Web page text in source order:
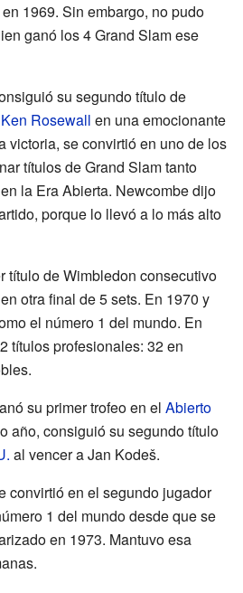
1969. Sin embargo, no pudo
ganó los 4 Grand Slam ese
su segundo título de
Ken Rosewall en una emocionante
victoria, se convirtió en uno de los
títulos de Grand Slam tanto
la Era Abierta. Newcombe dijo
porque lo llevó a lo más alto
título de Wimbledon consecutivo
otra final de 5 sets. En 1970 y
el número 1 del mundo. En
títulos profesionales: 32 en
su primer trofeo en el Abierto
año, consiguió su segundo título
al vencer a Jan Kodeš.
convirtió en el segundo jugador
1 del mundo desde que se
en 1973. Mantuvo esa